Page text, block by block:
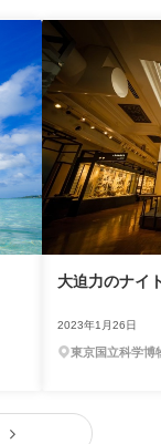
大迫力のナイ
2023年1月26日
東京国立科学博